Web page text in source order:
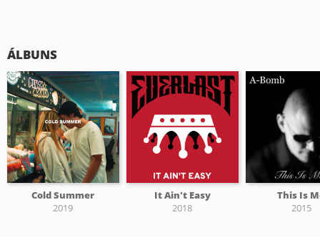
ÁLBUNS
Cold Summer
2019
It Ain't Easy
2018
This Is
2015